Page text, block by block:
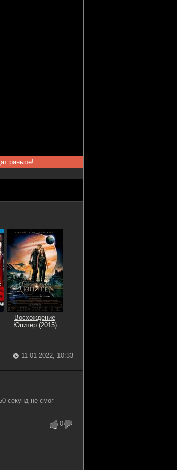
раньше!
Восхождение
Юпитер (2015)
11-01-2022, 10:33
секунд не смог
0